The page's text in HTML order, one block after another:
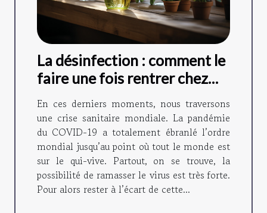
La désinfection : comment le
faire une fois rentrer chez
soi ?
En ces derniers moments, nous traversons
une crise sanitaire mondiale. La pandémie
du COVID-19 a totalement ébranlé l’ordre
mondial jusqu’au point où tout le monde est
sur le qui-vive. Partout, on se trouve, la
possibilité de ramasser le virus est très forte.
Pour alors rester à l’écart de cette...